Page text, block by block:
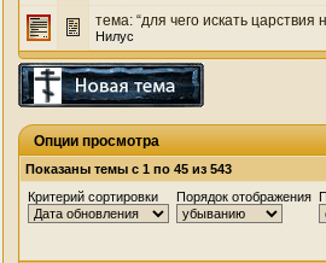
тема: “для чего искать царствия
Нилус
Опции просмотра
Показаны темы с 1 по 45 из 543
Критерий сортировки
Порядок отображения